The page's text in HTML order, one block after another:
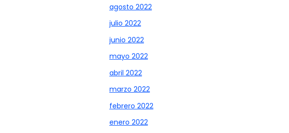
agosto 2022
julio 2022
junio 2022
mayo 2022
abril 2022
marzo 2022
febrero 2022
enero 2022